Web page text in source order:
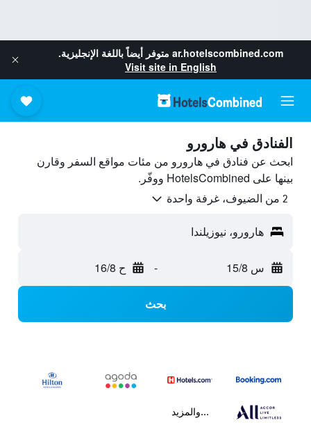
ar.hotelscombined.com متوفر أيضاً باللغة الإنجليزية.
Visit site in English
الفنادق في هارورو
ابحث عن فنادق في هارورو من مئات مواقع السفر وقارن
بينها على HotelsCombined ووفّر.
2 من الضيوف، غرفة واحدة
هارورو، نيوزيلندا
س 15/8 - ح 16/8
بحث
...والمزيد